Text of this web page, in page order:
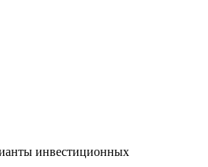
инвестиционных